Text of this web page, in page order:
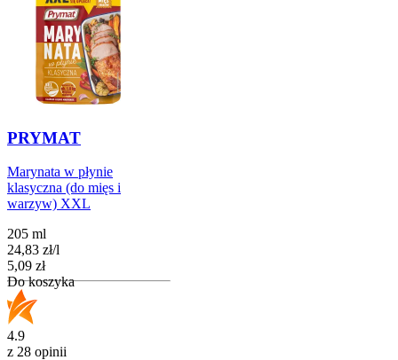
PRYMAT
Marynata w płynie
klasyczna (do mięs i
warzyw) XXL
205 ml
24,83 zł/l
Cena
5,09 zł
Do koszyka
4.9
z 28 opinii